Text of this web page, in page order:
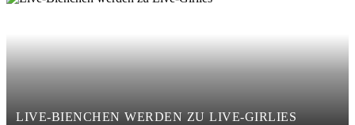
LIVE-BIENCHEN WERDEN ZU LIVE-GIRLIES